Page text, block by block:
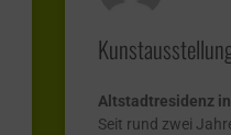
Altstadtresidenz in
Seit rund zwei